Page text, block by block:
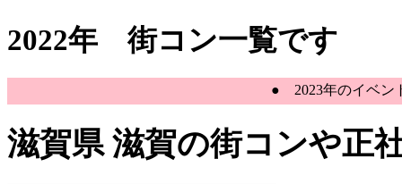
2022年 街コン一覧です
● 2023年のイベ
滋賀県 滋賀の街コンや正